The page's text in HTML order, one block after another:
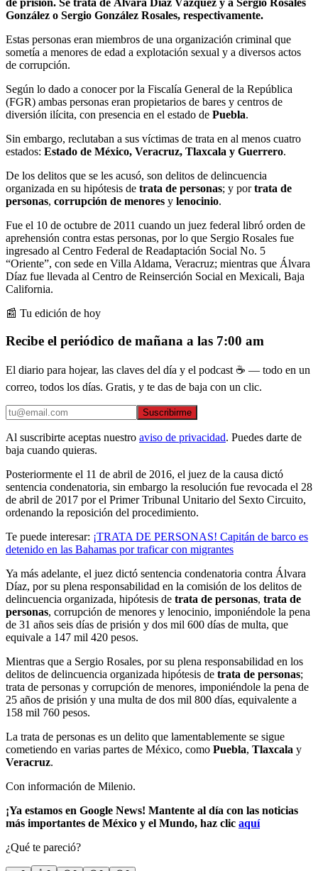
González o Sergio González Rosales, respectivamente.
Estas personas eran miembros de una organización criminal que
sometía a menores de edad a explotación sexual y a diversos actos
de corrupción.
Según lo dado a conocer por la Fiscalía General de la República
(FGR) ambas personas eran propietarios de bares y centros de
diversión ilícita, con presencia en el estado de Puebla.
Sin embargo, reclutaban a sus víctimas de trata en al menos cuatro
estados: Estado de México, Veracruz, Tlaxcala y Guerrero.
De los delitos que se les acusó, son delitos de delincuencia
organizada en su hipótesis de trata de personas; y portrata de
personas, corrupción de menores y lenocinio.
Fue el 10 de octubre de 2011 cuando un juez federal libró orden de
aprehensión contra estas personas, por lo que Sergio Rosales fue
ingresado al Centro Federal de Readaptación Social No. 5
“Oriente”, con sede en Villa Aldama, Veracruz; mientras que Álvara
Díaz fue llevada al Centro de Reinserción Social en Mexicali, Baja
California.
📰 Tu edición de hoy
Recibe el periódico de mañana a las 7:00 am
El diario para hojear, las claves del día y el podcast ☕ — todo en un
correo, todos los días. Gratis, y te das de baja con un clic.
Suscribirme
Al suscribirte aceptas nuestro aviso de privacidad. Puedes darte de
baja cuando quieras.
Posteriormente el 11 de abril de 2016, el juez de la causa dictó
sentencia condenatoria, sin embargo la resolución fue revocada el 28
de abril de 2017 por el Primer Tribunal Unitario del Sexto Circuito,
ordenando la reposición del procedimiento.
Te puede interesar: ¡TRATA DE PERSONAS! Capitán de barco es
detenido en las Bahamas por traficar con migrantes
Ya más adelante, el juez dictó sentencia condenatoria contra Álvara
Díaz, por su plena responsabilidad en la comisión de los delitos de
delincuencia organizada, hipótesis de trata de personas, trata de
personas, corrupción de menores y lenocinio, imponiéndole la pena
de 31 años seis días de prisión y dos mil 600 días de multa, que
equivale a 147 mil 420 pesos.
Mientras que a Sergio Rosales, por su plena responsabilidad en los
delitos de delincuencia organizada hipótesis de trata de personas;
trata de personas y corrupción de menores, imponiéndole la pena de
25 años de prisión y una multa de dos mil 800 días, equivalente a
158 mil 760 pesos.
La trata de personas es un delito que lamentablemente se sigue
cometiendo en varias partes de México, como Puebla, Tlaxcala y
Veracruz.
Con información de Milenio.
¡Ya estamos en Google News! Mantente al día con las noticias
más importantes de México y el Mundo, haz clic aquí
¿Qué te pareció?